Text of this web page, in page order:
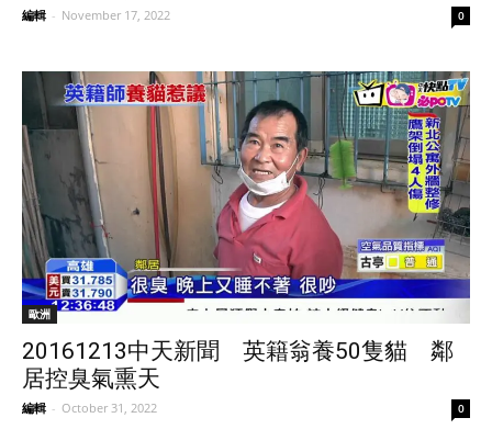
編輯 - November 17, 2022 0
歐洲
20161213中天新聞 英籍翁養50隻貓 鄰
居控臭氣熏天
編輯 - October 31, 2022 0